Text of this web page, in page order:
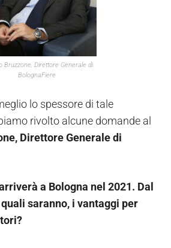
Bruzzone, Direttore Generale di
BolognaFiere
lo spessore di tale
rivolto alcune domande al
Direttore Generale di
a Bologna nel 2021. Dal
saranno, i vantaggi per